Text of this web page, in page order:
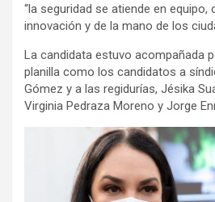
“la seguridad se atiende en equipo,
innovación y de la mano de los
La candidata estuvo acompañada
planilla como los candidatos a
Gómez y a las regidurías, Jésika
Virginia Pedraza Moreno y Jorge